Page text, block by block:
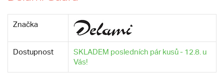
Značka
Dostupnost
SKLADEM posledních pár kusů - 12.8. u
Vás!